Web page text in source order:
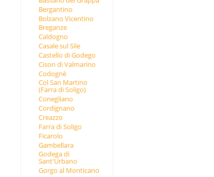
Bergantino
Bolzano Vicentino
Breganze
Caldogno
Casale sul Sile
Castello di Godego
Cison di Valmarino
Codognè
Col San Martino
(Farra di Soligo)
Conegliano
Cordignano
Creazzo
Farra di Soligo
Ficarolo
Gambellara
Godega di
Sant'Urbano
Gorgo al Monticano